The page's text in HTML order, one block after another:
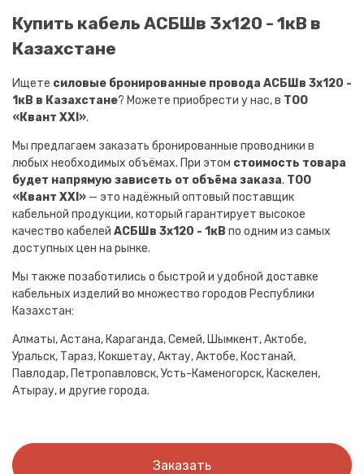
Купить кабель АСБШв 3х120 - 1кВ в
Казахстане
Ищете силовые бронированные провода АСБШв 3х120 -
1кВ в Казахстане? Можете приобрести у нас, в ТОО
«Квант XXI».
Мы предлагаем заказать бронированные проводники в
любых необходимых объёмах. При этом стоимость товара
будет напрямую зависеть от объёма заказа. ТОО
«Квант XXI» — это надёжный оптовый поставщик
кабельной продукции, который гарантирует высокое
качество кабелей АСБШв 3х120 - 1кВ по одним из самых
доступных цен на рынке.
Мы также позаботились о быстрой и удобной доставке
кабельных изделий во множество городов Республики
Казахстан:
Алматы, Астана, Караганда, Семей, Шымкент, Актобе,
Уральск, Тараз, Кокшетау, Актау, Актобе, Костанай,
Павлодар, Петропавловск, Усть-Каменогорск, Каскелен,
Атырау, и другие города.
Заказать